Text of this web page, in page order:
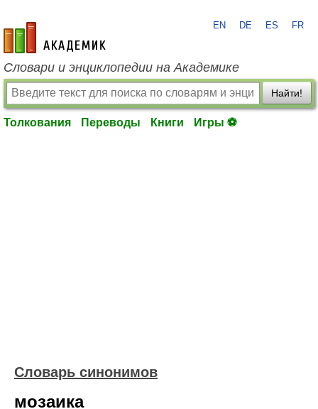
academic.ru
EN DE ES FR
Словари и энциклопедии на Академике
Найти!
Толкования Переводы Книги Игры ⚽
Словарь синонимов
мозаика